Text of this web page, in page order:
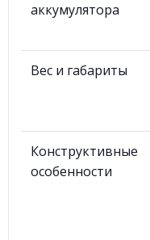
аккумулятора
Вес и габариты
Конструктивные
особенности